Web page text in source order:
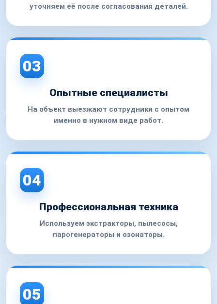
уточняем её после согласования деталей.
03
Опытные специалисты
На объект выезжают сотрудники с опытом
именно в нужном виде работ.
04
Профессиональная техника
Используем экстракторы, пылесосы,
парогенераторы и озонаторы.
05